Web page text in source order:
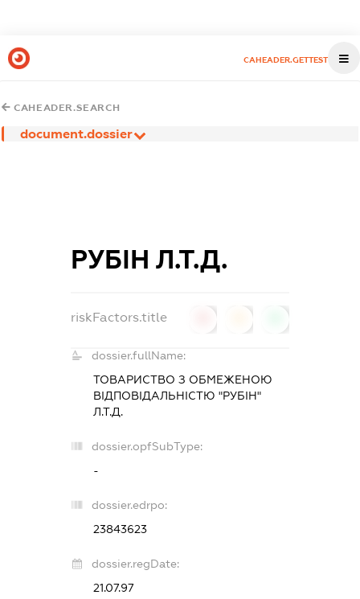
CAHEADER.GETTEST
CAHEADER.SEARCH
document.dossier
РУБІН Л.Т.Д.
riskFactors.title
dossier.fullName:
ТОВАРИСТВО З ОБМЕЖЕНОЮ
ВІДПОВІДАЛЬНІСТЮ "РУБІН"
Л.Т.Д.
dossier.opfSubType:
-
dossier.edrpo:
23843623
dossier.regDate:
21.07.97